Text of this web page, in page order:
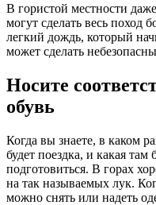
В гористой местности
могут сделать весь поход
легкий дождь, который
может сделать
Носите
обувь
Когда вы знаете, в каком
будет поездка, и какая там
подготовиться. В горах
на так называемых лук.
можно снять или надеть